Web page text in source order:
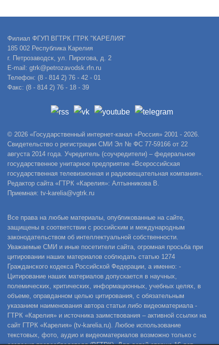
Филиал ФГУП ВГТРК ГТРК "КАРЕЛИЯ"
185 002 Республика Карелия
г. Петрозаводск, ул. Пирогова, д. 2
E-mail: gtrk@petrozavodsk.rfn.ru
Телефон: (8 - 814 2) 76 - 42 - 01
Факс: (8 - 814 2) 76 - 18 - 39
© 2026 «Государственный интернет-канал «Россия» 2001 - 2026.
Свидетельство о регистрации СМИ Эл № ФС 77-59166 от 22
августа 2014 года. Учредитель (соучредители) – федеральное
государственное унитарное предприятие «Всероссийская
государственная телевизионная и радиовещательная компания».
Редактор сайта «ГТРК «Карелия»: Алтынникова В.
Приемная: tv-karelia@vgtrk.ru
Все права на любые материалы, опубликованные на сайте,
защищены в соответствии с российским и международным
законодательством об интеллектуальной собственности.
Уважаемые СМИ и иные посетители сайта, огромная просьба при
цитировании наших материалов соблюдать статью 1274
Гражданского кодекса Российской Федерации, а именно: -
Цитирование наших материалов допускается в научных,
полемических, критических, информационных, учебных целях, в
объеме, оправданном целью цитирования, с обязательным
указанием наименования автора статьи либо видеоматериала -
ГТРК «Карелия» и источника заимствования – активной ссылки на
сайт ГТРК «Карелия» (tv-karelia.ru). Любое использование
текстовых, фото, аудио и видеоматериалов возможно только с